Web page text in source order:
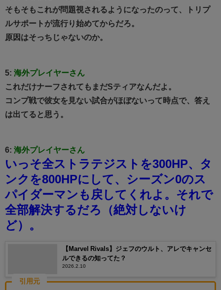
そもそもこれが問題視されるようになったのって、トリプ
ルサポートが流行り始めてからだろ。
原因はそっちじゃないのか。
5: 海外プレイヤーさん
これだけナーフされてもまだSティアなんだよ。
コンプ戦で彼女を見ない試合がほぼないって時点で、答え
は出てると思う。
6: 海外プレイヤーさん
いっそ全ストラテジストを300HP、タ
ンクを800HPにして、シーズン0のス
パイダーマンも戻してくれよ。 それで
全部解決するだろ（絶対しないけ
ど）。
【Marvel Rivals】ジェフのウルト、アレでキャンセ
ルできるの知ってた？
2026.2.10
引用元